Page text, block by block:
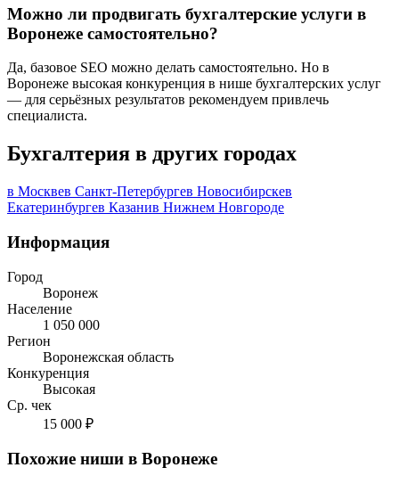
Можно ли продвигать бухгалтерские услуги в
Воронеже самостоятельно?
Да, базовое SEO можно делать самостоятельно. Но в
Воронеже высокая конкуренция в нише бухгалтерских услуг
— для серьёзных результатов рекомендуем привлечь
специалиста.
Бухгалтерия в других городах
в Москвев Санкт-Петербургев Новосибирскев
Екатеринбургев Казанив Нижнем Новгороде
Информация
Город
Воронеж
Население
1 050 000
Регион
Воронежская область
Конкуренция
Высокая
Ср. чек
15 000 ₽
Похожие ниши в Воронеже